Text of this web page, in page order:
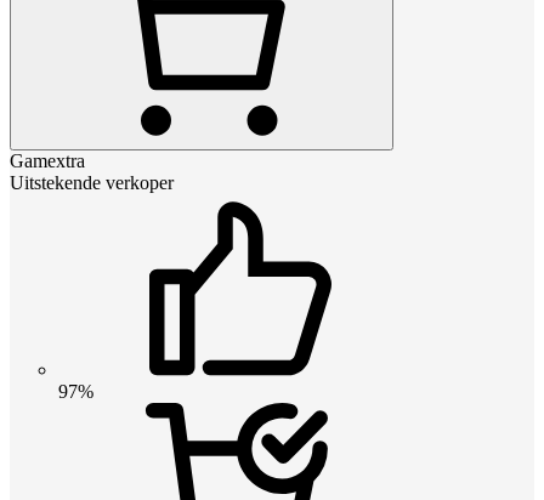
Gamextra
Uitstekende verkoper
97%